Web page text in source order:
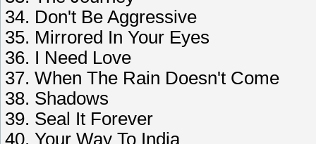
34. Don't Be Aggressive
35. Mirrored In Your Eyes
36. I Need Love
37. When The Rain Doesn't Come
38. Shadows
39. Seal It Forever
40. Your Way To India